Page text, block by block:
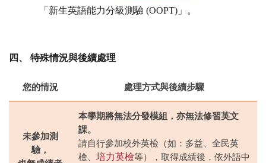
「新生英語能力分級測驗 (OOPT) 」。
四、 特殊情況與後續處理
您的情況 處理方式與後續步驟
未參加測
驗，
本學期將無法分發模組，亦無法修習英文
課。
請自行參加校外英檢（如：多益、全民英
檢、 培力英檢等），取得成績後，依外語中